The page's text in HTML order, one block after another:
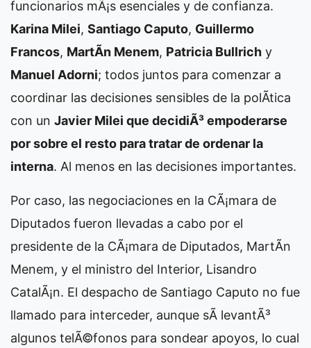
funcionarios mÃ¡s esenciales y de confianza.
Karina Milei, Santiago Caputo, Guillermo
Francos, MartÃ­n Menem, Patricia Bullrich y
Manuel Adorni; todos juntos para comenzar a
coordinar las decisiones sensibles de la polÃ­tica
con un Javier Milei que decidiÃ³ empoderarse
por sobre el resto para tratar de ordenar la
interna. Al menos en las decisiones importantes.
Por caso, las negociaciones en la CÃ¡mara de
Diputados fueron llevadas a cabo por el
presidente de la CÃ¡mara de Diputados, MartÃ­n
Menem, y el ministro del Interior, Lisandro
CatalÃ¡n. El despacho de Santiago Caputo no fue
llamado para interceder, aunque sÃ­ levantÃ³
algunos telÃ©fonos para sondear apoyos, lo cual